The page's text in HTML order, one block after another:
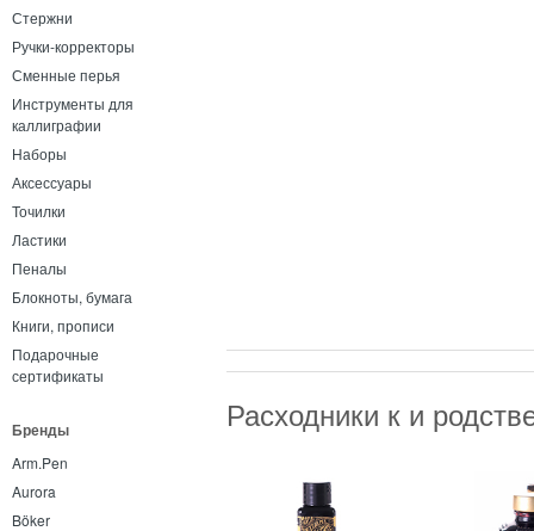
Стержни
Ручки-корректоры
Сменные перья
Инструменты для
каллиграфии
Наборы
Аксессуары
Точилки
Ластики
Пеналы
Блокноты, бумага
Книги, прописи
Подарочные
сертификаты
Бренды
Arm.Pen
Aurora
Böker
Расходники к и